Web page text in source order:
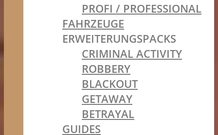
PROFI / PROFESSIONAL
FAHRZEUGE
ERWEITERUNGSPACKS
CRIMINAL ACTIVITY
ROBBERY
BLACKOUT
GETAWAY
BETRAYAL
GUIDES